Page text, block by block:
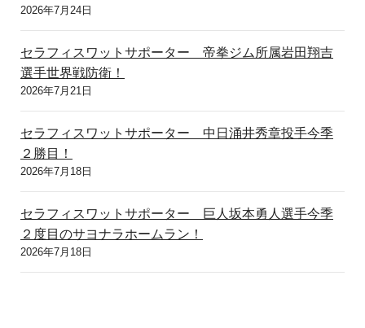
2026年7月24日
セラフィスワットサポーター 帝拳ジム所属岩田翔吉
選手世界戦防衛！
2026年7月21日
セラフィスワットサポーター 中日涌井秀章投手今季
２勝目！
2026年7月18日
セラフィスワットサポーター 巨人坂本勇人選手今季
２度目のサヨナラホームラン！
2026年7月18日